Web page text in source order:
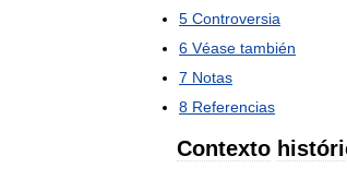
5 Controversia
6 Véase también
7 Notas
8 Referencias
Contexto